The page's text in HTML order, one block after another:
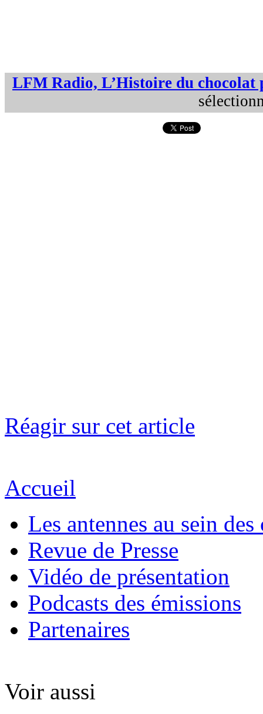
LFM Radio, L’Histoire du chocolat
Réagir sur cet article
Accueil
Les antennes au sein des
Revue de Presse
Vidéo de présentation
Podcasts des émissions
Partenaires
Voir aussi